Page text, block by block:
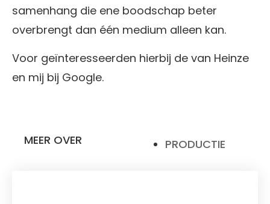
samenhang die ene boodschap beter
overbrengt dan één medium alleen kan.
Voor geïnteresseerden hierbij de van Heinze
en mij bij Google.
MEER OVER PRODUCTIE